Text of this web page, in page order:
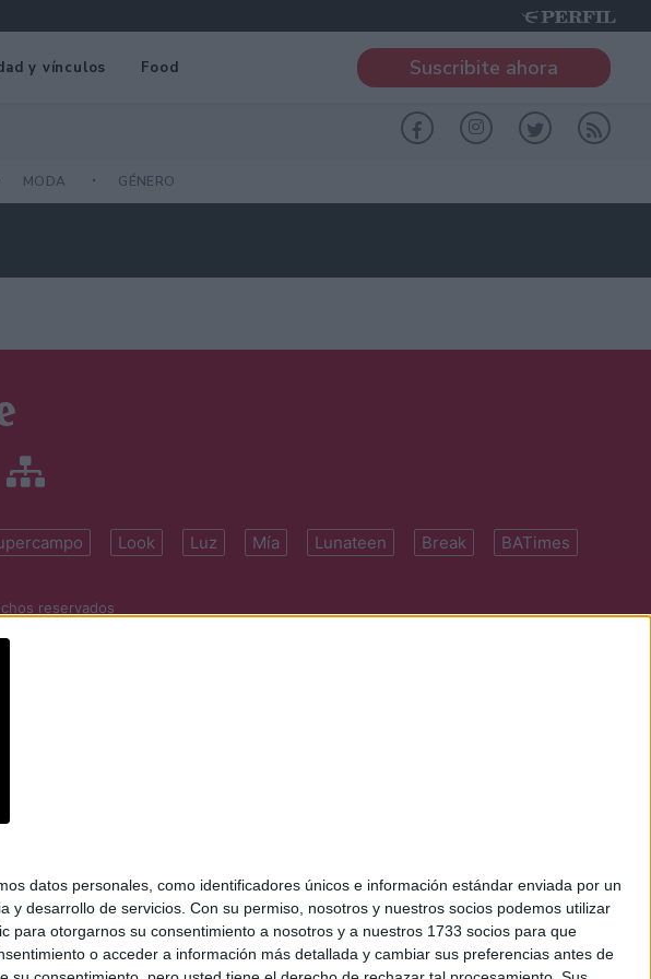
datos personales, como identificadores únicos e información estándar enviada por un
y desarrollo de servicios. Con su permiso, nosotros y nuestros socios podemos utilizar
otorgarnos su consentimiento a nosotros y a nuestros 1733 socios para que
o acceder a información más detallada y cambiar sus preferencias antes de
y vínculos Food Suscribite ahora
MODA GÉNERO
Look Luz Mía Lunateen Break BATimes
reservados
Perfil S.A.